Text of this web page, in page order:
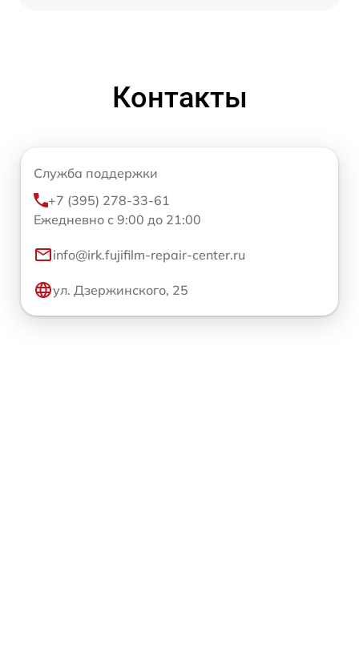
Контакты
Служба поддержки
+7 (395) 278-33-61
Ежедневно с 9:00 до 21:00
info@irk.fujifilm-repair-center.ru
ул. Дзержинского, 25